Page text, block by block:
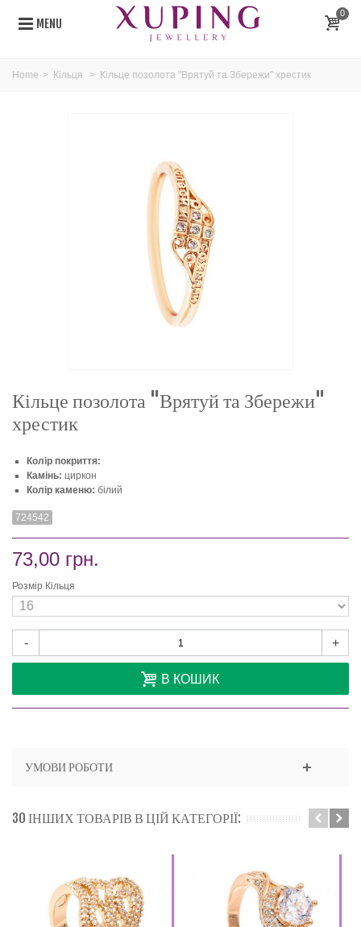
MENU
0
Home > Кільця > Кільце позолота "Врятуй та Збережи" хрестик
Кільце позолота "Врятуй та Збережи"
хрестик
Колір покриття:
Камінь: циркон
Колір каменю: білий
724542
73,00 грн.
Розмір Кільця
- +
В КОШИК
УМОВИ РОБОТИ
30 ІНШИХ ТОВАРІВ В ЦІЙ КАТЕГОРІЇ: